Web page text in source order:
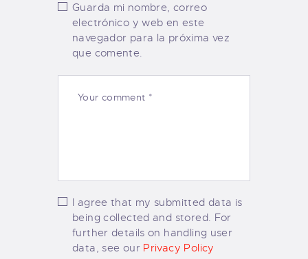
Guarda mi nombre, correo
electrónico y web en este
navegador para la próxima vez
que comente.
I agree that my submitted data is
being collected and stored. For
further details on handling user
data, see our Privacy Policy